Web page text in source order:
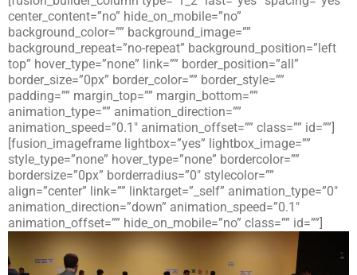
center_content=”no” hide_on_mobile=”no”
background_color=”” background_image=””
background_repeat=”no-repeat” background_position=”left
top” hover_type=”none” link=”” border_position=”all”
border_size=”0px” border_color=”” border_style=””
padding=”” margin_top=”” margin_bottom=””
animation_type=”” animation_direction=””
animation_speed=”0.1″ animation_offset=”” class=”” id=””]
[fusion_imageframe lightbox=”yes” lightbox_image=””
style_type=”none” hover_type=”none” bordercolor=””
bordersize=”0px” borderradius=”0″ stylecolor=””
align=”center” link=”” linktarget=”_self” animation_type=”0″
animation_direction=”down” animation_speed=”0.1″
animation_offset=”” hide_on_mobile=”no” class=”” id=””]